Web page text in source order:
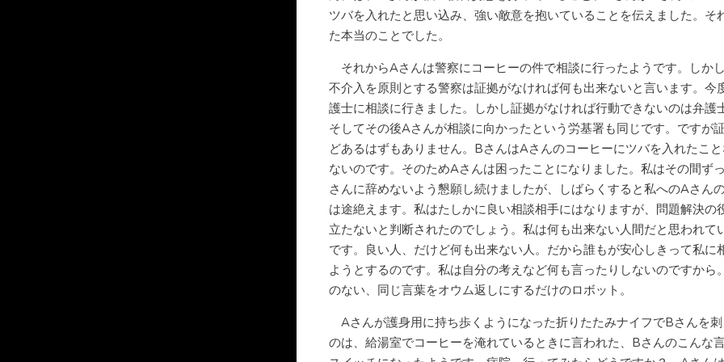
ツバを入れたと思い込み、強い敵意を抱いていることを伝えました。そ
た本当のことでした。
それからAさんは警察にコーヒーの件で相談に行ったようです。しか
不介入を原則とする警察は証拠がなければ何も出来ないと言います。今
護士に相談に行きました。しかし証拠がなければ行動できないのは弁護
そしてその後Aさんが相談に向かったという労基署も同じです。ですが
どあるはずもありません。BさんはAさんのコーヒーにツバを入れたこ
ないのです。そのためAさんは困ったことになりました。私はその間ず
さんに辞めないよう懇願し続けましたが、しばらくすると私へのAさん
は途絶えます。私はたしかに良い相談相手にはなりますが、問題解決の
立たないと判断されたのでしょう。私は何も出来ない人間だと思われて
です。良い人、だけど何も出来ない人。だから誰もが安心しきって私に
ようとするのです。私は自分の考えなど何も言ったりしないのですから
のない、同じ言葉をオウム返しにするだけのロボット。
Aさんが護身用に持ち歩くようになった折りたたみナイフでBさんを
のは、給湯室でコーヒーを淹れているときに言われた、Bさんのこんな